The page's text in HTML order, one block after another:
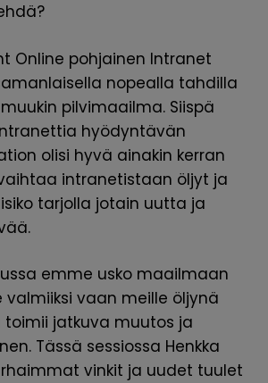
Online pohjainen Intranet
nopealla tahdilla
pilvimaailma. Siispä
hyödyntävän
olisi hyvä ainakin kerran
intranetistaan öljyt ja
tarjolla jotain uutta ja
emme usko maailmaan
valmiiksi vaan meille öljynä
toimii jatkuva muutos ja
Tässä sessiossa Henkka
vinkit ja uudet tuulet